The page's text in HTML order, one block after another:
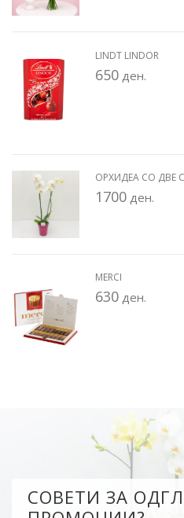
LINDT LINDOR
650 ден.
ОРХИДЕА СО ДВЕ
1700 ден.
MERCI
630 ден.
СОВЕТИ ЗА